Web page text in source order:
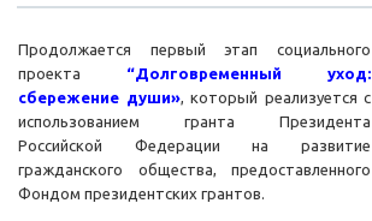
Продолжается первый этап социального
проекта “Долговременный уход:
сбережение души», который реализуется с
использованием гранта Президента
Российской Федерации на развитие
гражданского общества, предоставленного
Фондом президентских грантов.